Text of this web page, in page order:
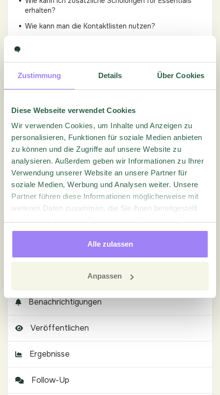
Zustimmung Details Über Cookies
Diese Webseite verwendet Cookies
Wir verwenden Cookies, um Inhalte und Anzeigen zu
personalisieren, Funktionen für soziale Medien anbieten
zu können und die Zugriffe auf unsere Website zu
analysieren. Außerdem geben wir Informationen zu Ihrer
Verwendung unserer Website an unsere Partner für
soziale Medien, Werbung und Analysen weiter. Unsere
Partner führen diese Informationen möglicherweise mit
weiteren Daten zusammen, die Sie ihnen bereitgestellt
gesammelt haben.
Alle zulassen
Anpassen
erhalten?
Wie kann man die Kontaktlisten nutzen?
Wie füge ich einen neuen Benutzer hinzu?
So aktivieren Sie die Multi-Faktor-Authentifizierung für
So passen Sie Ihre Homepage an
Wie verschiebe ich eine Quest?
Wie Sie eine Kopie einer Quest erstellen
Wie teilt man einen Quest?
So verwenden Sie Duplikat
Quest Einstellungen
Fragebogen
Benachrichtigungen
Veröffentlichen
Ergebnisse
Follow-Up